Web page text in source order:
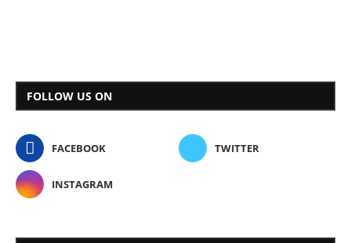
FOLLOW US ON
FACEBOOK TWITTER
INSTAGRAM